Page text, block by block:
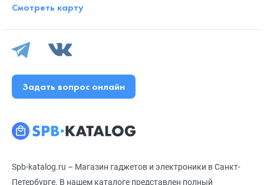
Spb-katalog.ru – Магазин гаджетов и электроники в Санкт-
Петербурге. В нашем каталоге представлен полный
Смотреть карту
Задать вопрос онлайн